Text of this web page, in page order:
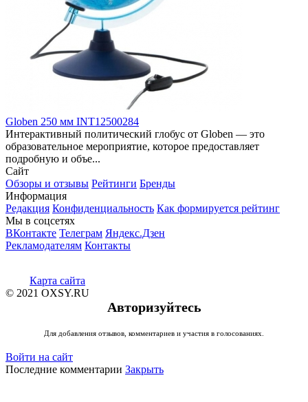
Globen 250 мм INT12500284
Интерактивный политический глобус от Globen — это
образовательное мероприятие, которое предоставляет
подробную и объе...
Сайт
Обзоры и отзывы Рейтинги Бренды
Информация
Редакция Конфиденциальность Как формируется рейтинг
Мы в соцсетях
ВКонтакте Телеграм Яндекс.Дзен
Рекламодателям Контакты
Карта сайта
© 2021 OXSY.RU
Авторизуйтесь
Для добавления отзывов, комментариев и участия в голосованиях.
Войти на сайт
Последние комментарии Закрыть